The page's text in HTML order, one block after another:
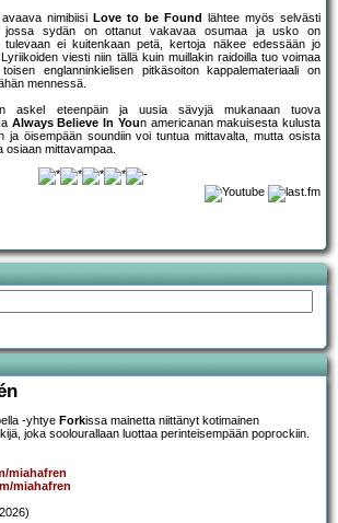
nimibiisi Love to be Found
lähtee myös selvästi
jossa sydän on ottanut vakavaa osumaa ja usko on
tulevaan ei kuitenkaan petä, kertoja näkee edessään jo
viesti niin tällä kuin muillakin raidoilla tuo voimaa
englanninkielisen pitkäsoiton kappalemateriaali on
mennessä.
askel eteenpäin ja uusia sävyjä mukanaan tuova
Always Believe In Youn americanan makuisesta kulusta
ja öisempään soundiin voi tuntua mittavalta, mutta osista
osiaan mittavampaa.
-yhtye Forkissa mainetta niittänyt kotimainen
joka soolourallaan luottaa perinteisempään poprockiin.
miahafren
miahafren